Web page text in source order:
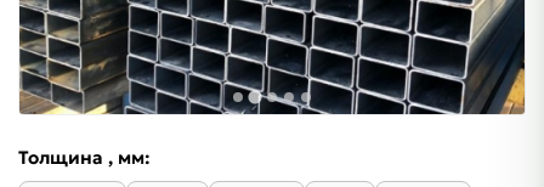
Толщина , мм: